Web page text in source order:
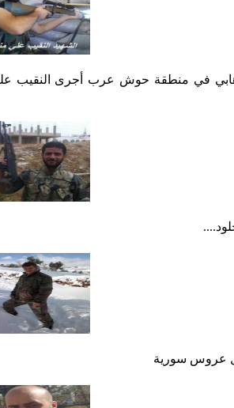
أفراد الجيش السوري لهجوم مسلح من قبل 400
عروس سورية